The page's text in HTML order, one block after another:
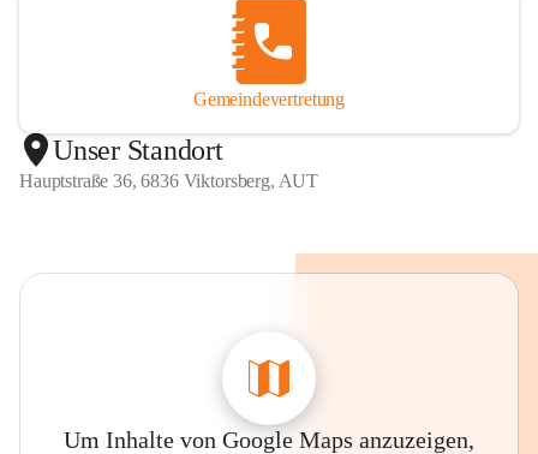
Gemeindevertretung
Unser Standort
Hauptstraße 36, 6836 Viktorsberg, AUT
Um Inhalte von Google Maps anzuzeigen,